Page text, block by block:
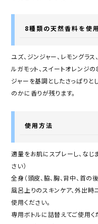
8種類の天然香料を使用
ユズ、ジンジャー、レモングラス
ルガモット、スイートオレンジ
ジャーを基調としたさっぱりと
のかに香りが残ります。
使用方法
適量をお肌にスプレーし、なじ
さい）
全身（頭皮、脇、胸、背中、首の
風呂上りのスキンケア、外出
使用ください。
専用ボトルに詰替えてご使用く